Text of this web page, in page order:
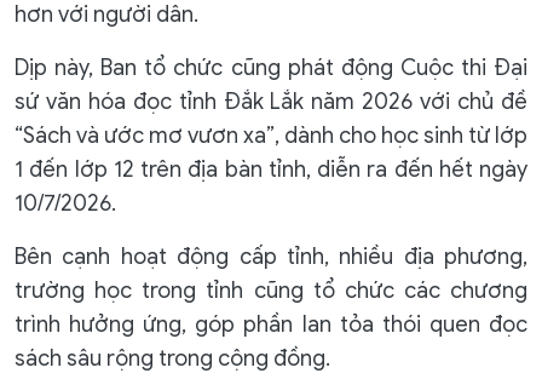
hơn với người dân.
Dịp này, Ban tổ chức cũng phát động Cuộc thi Đại
sứ văn hóa đọc tỉnh Đắk Lắk năm 2026 với chủ đề
“Sách và ước mơ vươn xa”, dành cho học sinh từ lớp
1 đến lớp 12 trên địa bàn tỉnh, diễn ra đến hết ngày
10/7/2026.
Bên cạnh hoạt động cấp tỉnh, nhiều địa phương,
trường học trong tỉnh cũng tổ chức các chương
trình hưởng ứng, góp phần lan tỏa thói quen đọc
sách sâu rộng trong cộng đồng.